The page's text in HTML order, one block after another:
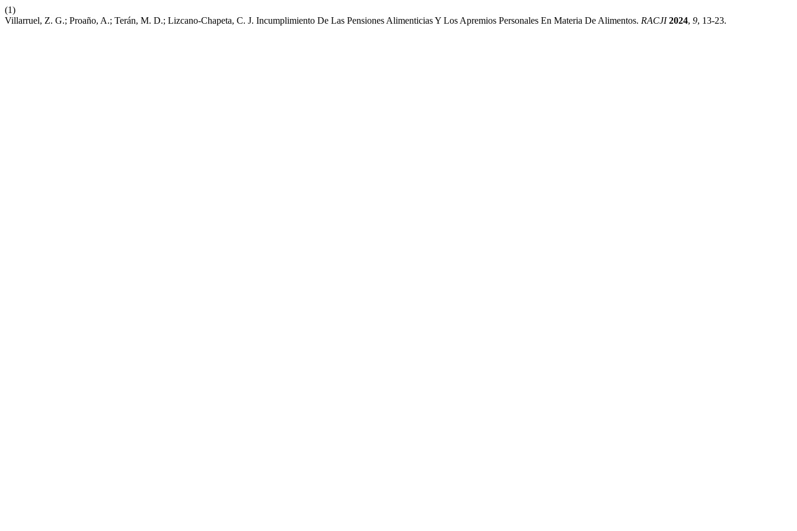
(1)
Villarruel, Z. G.; Proaño, A.; Terán, M. D.; Lizcano-Chapeta, C. J. Incumplimiento De Las Pensiones Alimenticias Y Los Apremios Personales En Materia De Alimentos. RACJI 2024, 9, 13-23.